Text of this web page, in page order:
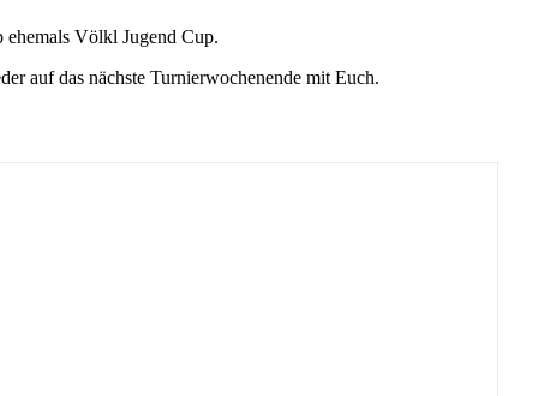
Völkl Jugend Cup.
auf das nächste Turnierwochenende mit Euch.